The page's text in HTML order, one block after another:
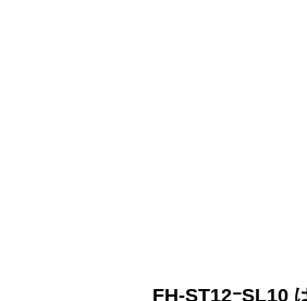
FH-ST12ｰSL10